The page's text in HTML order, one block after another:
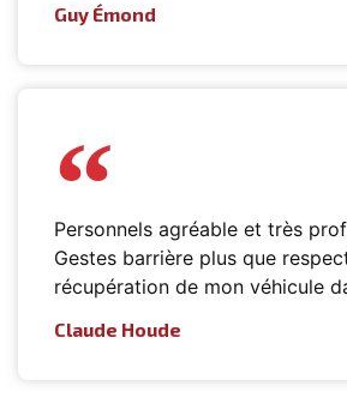
Guy Émond
Personnels agréable et très
Gestes barrière plus que
récupération de mon véhicule
Claude Houde